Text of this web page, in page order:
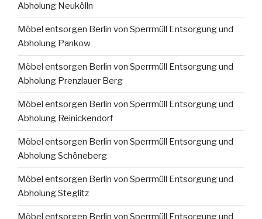
Abholung Neukölln
Möbel entsorgen Berlin von Sperrmüll Entsorgung und
Abholung Pankow
Möbel entsorgen Berlin von Sperrmüll Entsorgung und
Abholung Prenzlauer Berg
Möbel entsorgen Berlin von Sperrmüll Entsorgung und
Abholung Reinickendorf
Möbel entsorgen Berlin von Sperrmüll Entsorgung und
Abholung Schöneberg
Möbel entsorgen Berlin von Sperrmüll Entsorgung und
Abholung Steglitz
Möbel entsorgen Berlin von Sperrmüll Entsorgung und